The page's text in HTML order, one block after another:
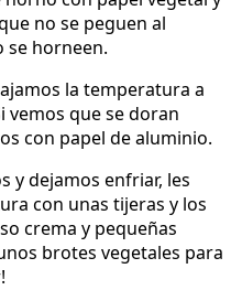
no se peguen al
se horneen.
la temperatura a
vemos que se doran
con papel de aluminio.
y dejamos enfriar, les
con unas tijeras y los
crema y pequeñas
brotes vegetales para